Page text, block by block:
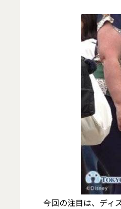
今回の注目は、ディ